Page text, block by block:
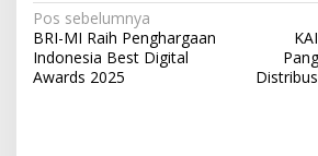
N
a
v
Pos sebelumnya
BRI-MI Raih Penghargaan
Indonesia Best Digital
Awards 2025